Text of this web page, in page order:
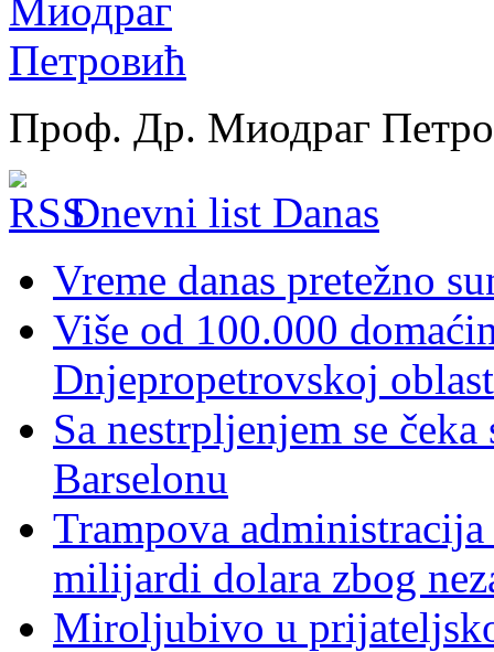
Проф. Др. Миодраг
Dnevni list Danas
Vreme danas pretežno
Više od 100.000
Dnjepropetrovskoj
Sa nestrpljenjem se
Barselonu
Trampova
milijardi dolara zbog
Miroljubivo u